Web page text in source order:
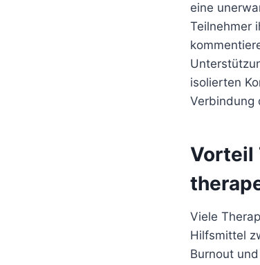
eine
Teilnehmer
isolierten
Verbindung
Vorteil
Viele
Hilfsmittel
Burnout